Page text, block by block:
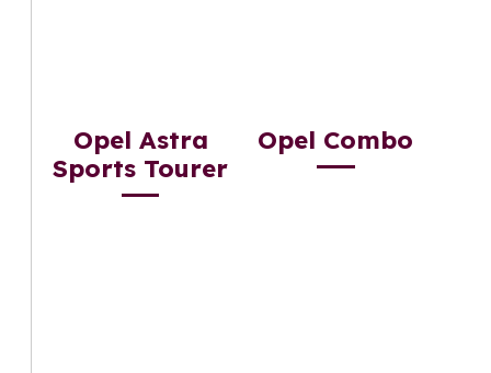
Opel Astra
Sports Tourer
Opel Combo